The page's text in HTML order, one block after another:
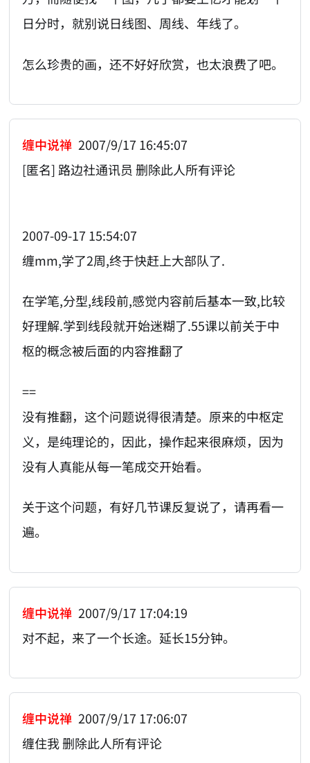
日分时，就别说日线图、周线、年线了。
怎么珍贵的画，还不好好欣赏，也太浪费了吧。
缠中说禅 2007/9/17 16:45:07
[匿名] 路边社通讯员 删除此人所有评论
2007-09-17 15:54:07
缠mm,学了2周,终于快赶上大部队了.
在学笔,分型,线段前,感觉内容前后基本一致,比较
好理解.学到线段就开始迷糊了.55课以前关于中
枢的概念被后面的内容推翻了
==
没有推翻，这个问题说得很清楚。原来的中枢定
义，是纯理论的，因此，操作起来很麻烦，因为
没有人真能从每一笔成交开始看。
关于这个问题，有好几节课反复说了，请再看一
遍。
缠中说禅 2007/9/17 17:04:19
对不起，来了一个长途。延长15分钟。
缠中说禅 2007/9/17 17:06:07
缠住我 删除此人所有评论